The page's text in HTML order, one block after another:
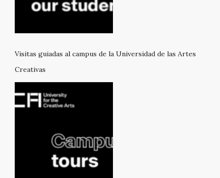
Visitas guiadas al campus de la Universidad de las Artes
Creativas